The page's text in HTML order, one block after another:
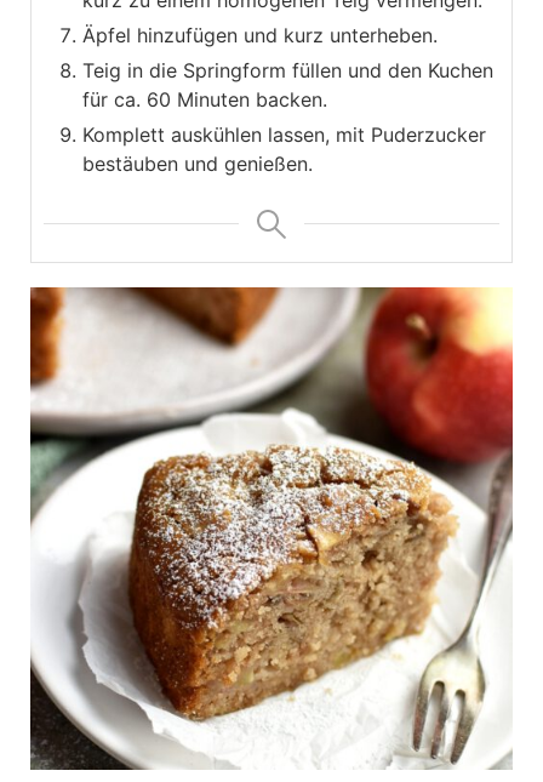
Äpfel hinzufügen und kurz unterheben.
Teig in die Springform füllen und den Kuchen
für ca. 60 Minuten backen.
Komplett auskühlen lassen, mit Puderzucker
bestäuben und genießen.